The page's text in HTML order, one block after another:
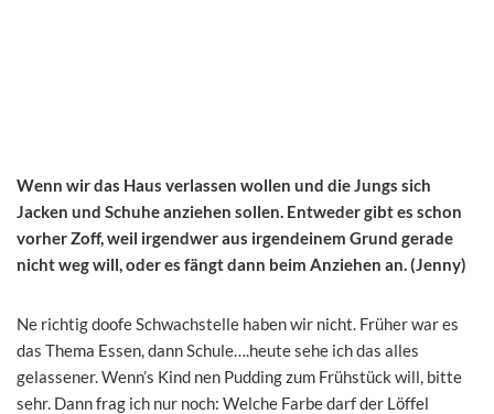
Wenn wir das Haus verlassen wollen und die Jungs sich
Jacken und Schuhe anziehen sollen. Entweder gibt es schon
vorher Zoff, weil irgendwer aus irgendeinem Grund gerade
nicht weg will, oder es fängt dann beim Anziehen an. (Jenny)
Ne richtig doofe Schwachstelle haben wir nicht. Früher war es
das Thema Essen, dann Schule….heute sehe ich das alles
gelassener. Wenn’s Kind nen Pudding zum Frühstück will, bitte
sehr. Dann frag ich nur noch: Welche Farbe darf der Löffel